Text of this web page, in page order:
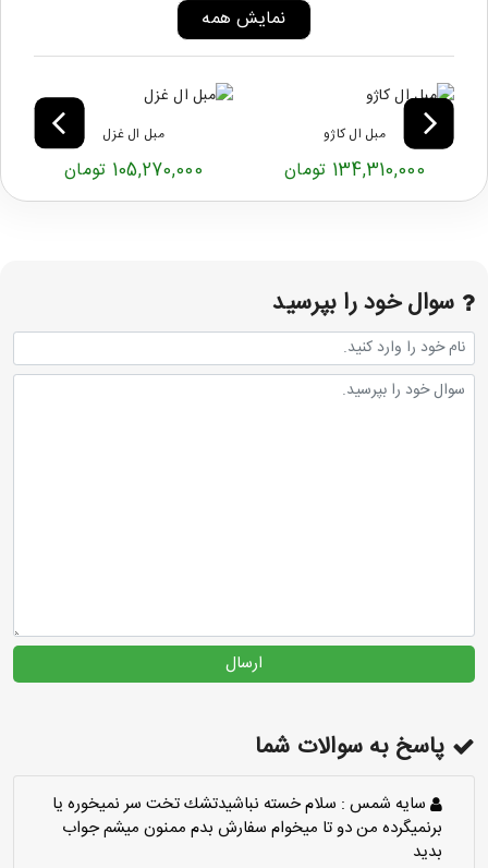
نمایش همه
مبل ال کاژو
134,310,000 تومان
مبل ال غزل
105,270,000 تومان
سوال خود را بپرسید
ارسال
پاسخ به سوالات شما
سايه شمس : سلام خسته نباشيدتشك تخت سر نميخوره يا
برنميگرده من دو تا ميخوام سفارش بدم ممنون ميشم جواب
بديد